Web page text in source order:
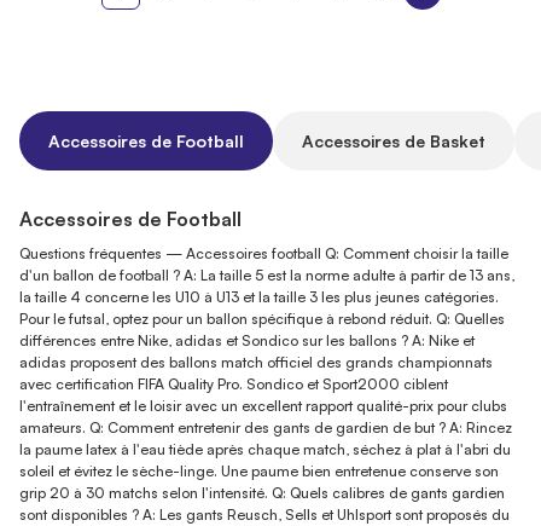
Accessoires de Football Accessoires de Basket
Accessoires de Football
Questions fréquentes — Accessoires football Q: Comment choisir la taille
d'un ballon de football ? A: La taille 5 est la norme adulte à partir de 13 ans,
la taille 4 concerne les U10 à U13 et la taille 3 les plus jeunes catégories.
Pour le futsal, optez pour un ballon spécifique à rebond réduit. Q: Quelles
différences entre Nike, adidas et Sondico sur les ballons ? A: Nike et
adidas proposent des ballons match officiel des grands championnats
avec certification FIFA Quality Pro. Sondico et Sport2000 ciblent
l'entraînement et le loisir avec un excellent rapport qualité-prix pour clubs
amateurs. Q: Comment entretenir des gants de gardien de but ? A: Rincez
la paume latex à l'eau tiède après chaque match, séchez à plat à l'abri du
soleil et évitez le sèche-linge. Une paume bien entretenue conserve son
grip 20 à 30 matchs selon l'intensité. Q: Quels calibres de gants gardien
sont disponibles ? A: Les gants Reusch, Sells et Uhlsport sont proposés du